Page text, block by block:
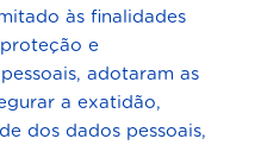
às finalidades
e
adotaram as
a exatidão,
dos dados pessoais,